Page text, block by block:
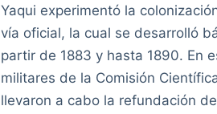
Yaqui experimentó la
vía oficial, la cual se desarrolló
partir de 1883 y hasta 1890. En
militares de la Comisión
llevaron a cabo la refundación